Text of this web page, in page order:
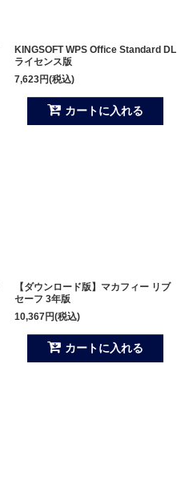
KINGSOFT WPS Office Standard DL
ライセンス版
7,623円(税込)
カートに入れる
【ダウンロード版】マカフィー リブ
セーフ 3年版
10,367円(税込)
カートに入れる